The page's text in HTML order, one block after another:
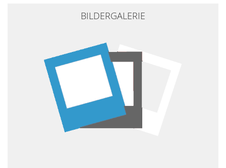
BILDERGALERIE